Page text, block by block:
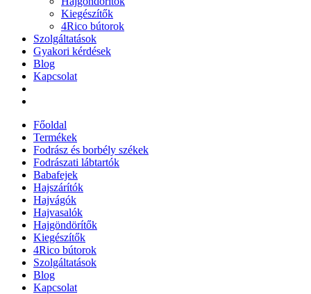
Kiegészítők
4Rico bútorok
Szolgáltatások
Gyakori kérdések
Blog
Kapcsolat
Főoldal
Termékek
Fodrász és borbély székek
Fodrászati lábtartók
Babafejek
Hajszárítók
Hajvágók
Hajvasalók
Hajgöndörítők
Kiegészítők
4Rico bútorok
Szolgáltatások
Blog
Kapcsolat